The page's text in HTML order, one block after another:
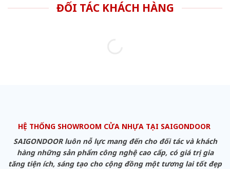
ĐỐI TÁC KHÁCH HÀNG
HỆ THỐNG SHOWROOM CỬA NHỰA TẠI SAIGONDOOR
SAIGONDOOR luôn nỗ lực mang đến cho đối tác và khách
hàng những sản phẩm công nghệ cao cấp, có giá trị gia
tăng tiện ích, sáng tạo cho cộng đồng một tương lai tốt đẹp